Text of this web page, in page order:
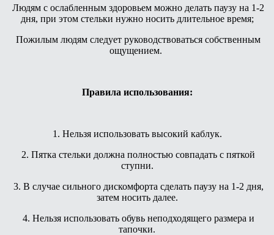
Людям с ослабленным здоровьем можно делать паузу на 1-2
дня, при этом стельки нужно носить длительное время;
Пожилым людям следует руководствоваться собственным
ощущением.
Правила использования:
1. Нельзя использовать высокий каблук.
2. Пятка стельки должна полностью совпадать с пяткой
ступни.
3. В случае сильного дискомфорта сделать паузу на 1-2 дня,
затем носить далее.
4. Нельзя использовать обувь неподходящего размера и
тапочки.